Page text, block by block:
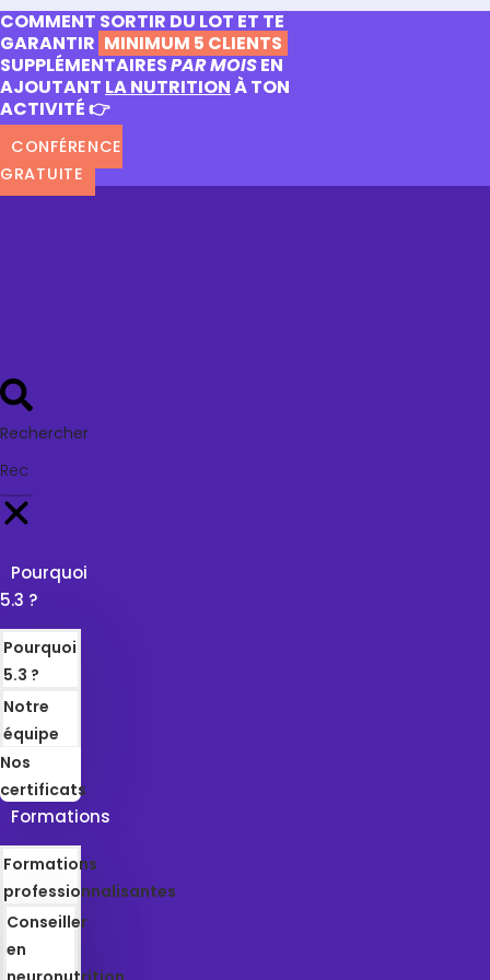
COMMENT SORTIR DU LOT ET TE
GARANTIR MINIMUM 5 CLIENTS
SUPPLÉMENTAIRESPAR MOISEN
AJOUTANT LA NUTRITIONÀ TON
ACTIVITÉ 👉
CONFÉRENCE
GRATUITE
Rechercher
Pourquoi
5.3 ?
Pourquoi
5.3 ?
Notre
équipe
Nos
certificats
Formations
Formations
professionnalisantes
Conseiller
en